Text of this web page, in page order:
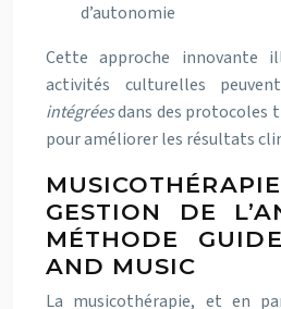
d’autonomie
Cette approche innovante
activités culturelles
intégréesdans des protocoles
pour améliorer les résultats
GESTION DE
MÉTHODE
AND MUSIC
La musicothérapie, et en